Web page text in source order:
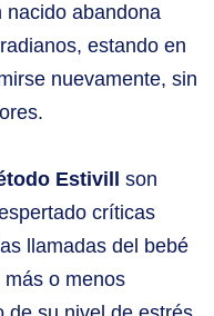
nacido abandona
estando en
nuevamente, sin
Estivill
son
críticas
llamadas del bebé
o menos